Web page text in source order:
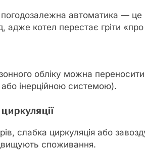
автоматика — це
адже котел перестає гріти
обліку можна
інерційною системою).
слабка циркуляція або
споживання.